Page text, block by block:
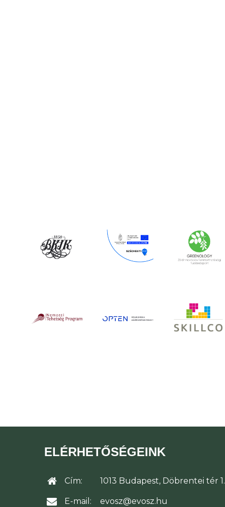
ELÉRHETŐSÉGEINK
Cím: 1013 Budapest, Döbrentei tér 1.
E-mail: evosz@evosz.hu